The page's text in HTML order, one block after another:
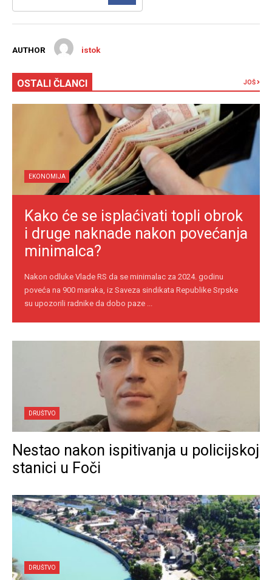
AUTHOR istok
OSTALI ČLANCI JOŠ
EKONOMIJA
Kako će se isplaćivati topli obrok
i druge naknade nakon povećanja
minimalca?
Nakon odluke Vlade RS da se minimalac za 2024. godinu
poveća na 900 maraka, iz Saveza sindikata Republike Srpske
su upozorili radnike da dobo paze ...
DRUŠTVO
Nestao nakon ispitivanja u policijskoj
stanici u Foči
DRUŠTVO